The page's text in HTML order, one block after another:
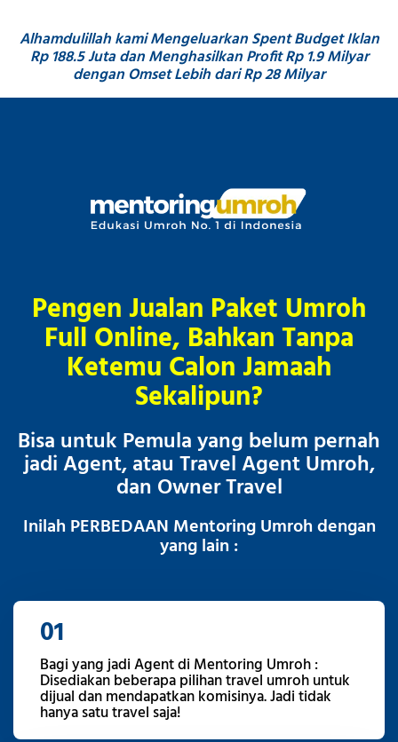
Alhamdulillah kami Mengeluarkan Spent Budget Iklan
Rp 188.5 Juta dan Menghasilkan Profit Rp 1.9 Milyar
dengan Omset Lebih dari Rp 28 Milyar
Pengen Jualan Paket Umroh
Full Online, Bahkan Tanpa
Ketemu Calon Jamaah
Sekalipun?
Bisa untuk Pemula yang belum pernah
jadi Agent, atau Travel Agent Umroh,
dan Owner Travel
Inilah PERBEDAAN Mentoring Umroh dengan
yang lain :
01
Bagi yang jadi Agent di Mentoring Umroh :
Disediakan beberapa pilihan travel umroh untuk
dijual dan mendapatkan komisinya. Jadi tidak
hanya satu travel saja!